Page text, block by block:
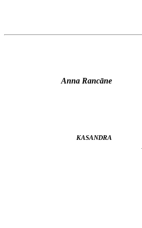
Anna Rancāne
KASANDRA